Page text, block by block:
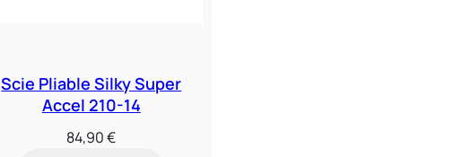
Scie Pliable Silky Super
Accel 210-14
84,90€